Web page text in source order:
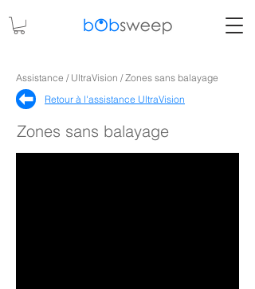
Assistance / UltraVision / Zones sans balayage
Retour à l'assistance UltraVision
Zones sans balayage